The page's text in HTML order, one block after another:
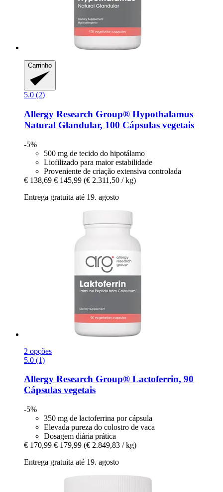
Carrinho
5.0 (2)
Allergy Research Group® Hypothalamus
Natural Glandular, 100 Cápsulas vegetais
-5%
500 mg de tecido do hipotálamo
Liofilizado para maior estabilidade
Proveniente de criação extensiva controlada
€ 138,69 € 145,99 (€ 2.311,50 / kg)
Entrega gratuita até 19. agosto
2 opções
5.0 (1)
Allergy Research Group® Lactoferrin, 90
Cápsulas vegetais
-5%
350 mg de lactoferrina por cápsula
Elevada pureza do colostro de vaca
Dosagem diária prática
€ 170,99 € 179,99 (€ 2.849,83 / kg)
Entrega gratuita até 19. agosto